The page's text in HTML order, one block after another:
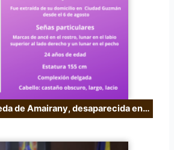
de Amairany, desaparecida en…